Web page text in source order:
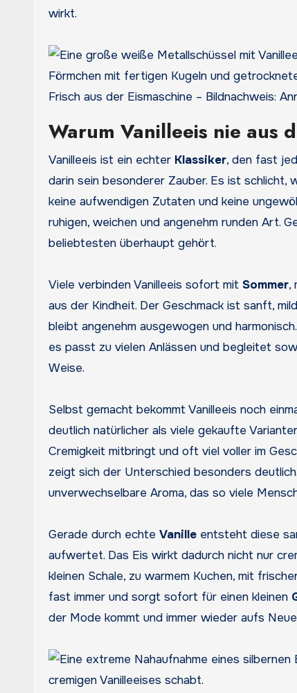
wirkt.
Frisch aus der Eismaschine – Bildnachweis:
Warum Vanilleeis nie aus
Vanilleeis ist ein echter Klassiker, den fast
darin sein besonderer Zauber. Es ist
keine aufwendigen Zutaten und keine
ruhigen, weichen und angenehm runden Art.
beliebtesten überhaupt gehört.
Viele verbinden Vanilleeis sofort mit Sommer,
aus der Kindheit. Der Geschmack ist sanft,
bleibt angenehm ausgewogen und
es passt zu vielen Anlässen und begleitet
Weise.
Selbst gemacht bekommt Vanilleeis noch
deutlich natürlicher als viele gekaufte
Cremigkeit mitbringt und oft viel voller im
zeigt sich der Unterschied besonders
unverwechselbare Aroma, das so viele
Gerade durch echte Vanille entsteht diese
aufwertet. Das Eis wirkt dadurch nicht nur
kleinen Schale, zu warmem Kuchen, mit
fast immer und sorgt sofort für einen kleinen
der Mode kommt und immer wieder aufs